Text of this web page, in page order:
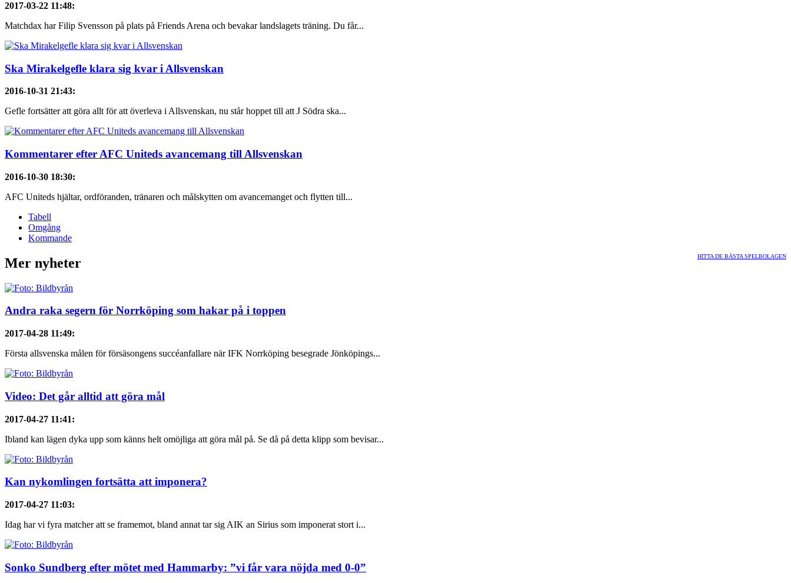
2017-03-22 11:48:
Matchdax har Filip Svensson på plats på Friends Arena och bevakar landslagets träning. Du får...
Ska Mirakelgefle klara sig kvar i Allsvenskan
2016-10-31 21:43:
Gefle fortsätter att göra allt för att överleva i Allsvenskan, nu står hoppet till att J Södra ska...
Kommentarer efter AFC Uniteds avancemang till Allsvenskan
2016-10-30 18:30:
AFC Uniteds hjältar, ordföranden, tränaren och målskytten om avancemanget och flytten till...
Tabell
Omgång
Kommande
HITTA DE BÄSTA SPELBOLAGEN
Mer nyheter
Andra raka segern för Norrköping som hakar på i toppen
2017-04-28 11:49:
Första allsvenska målen för försäsongens succéanfallare när IFK Norrköping besegrade Jönköpings...
Video: Det går alltid att göra mål
2017-04-27 11:41:
Ibland kan lägen dyka upp som känns helt omöjliga att göra mål på. Se då på detta klipp som bevisar...
Kan nykomlingen fortsätta att imponera?
2017-04-27 11:03:
Idag har vi fyra matcher att se framemot, bland annat tar sig AIK an Sirius som imponerat stort i...
Sonko Sundberg efter mötet med Hammarby: ”vi får vara nöjda med 0-0”